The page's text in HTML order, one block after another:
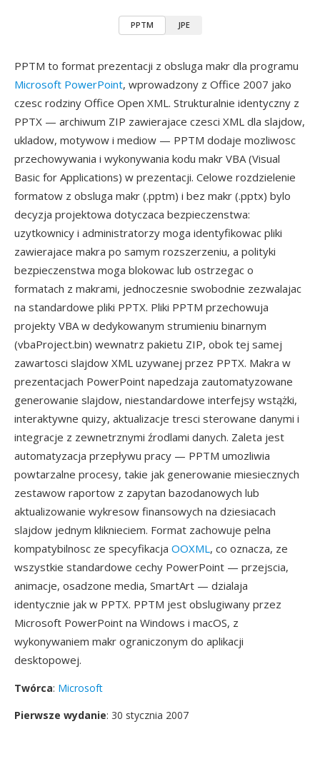
PPTM JPE
PPTM to format prezentacji z obsluga makr dla programu
Microsoft PowerPoint, wprowadzony z Office 2007 jako
czesc rodziny Office Open XML. Strukturalnie identyczny z
PPTX — archiwum ZIP zawierajace czesci XML dla slajdow,
ukladow, motywow i mediow — PPTM dodaje mozliwosc
przechowywania i wykonywania kodu makr VBA (Visual
Basic for Applications) w prezentacji. Celowe rozdzielenie
formatow z obsluga makr (.pptm) i bez makr (.pptx) bylo
decyzja projektowa dotyczaca bezpieczenstwa:
uzytkownicy i administratorzy moga identyfikowac pliki
zawierajace makra po samym rozszerzeniu, a polityki
bezpieczenstwa moga blokowac lub ostrzegac o
formatach z makrami, jednoczesnie swobodnie zezwalajac
na standardowe pliki PPTX. Pliki PPTM przechowuja
projekty VBA w dedykowanym strumieniu binarnym
(vbaProject.bin) wewnatrz pakietu ZIP, obok tej samej
zawartosci slajdow XML uzywanej przez PPTX. Makra w
prezentacjach PowerPoint napedzaja zautomatyzowane
generowanie slajdow, niestandardowe interfejsy wstążki,
interaktywne quizy, aktualizacje tresci sterowane danymi i
integracje z zewnetrznymi źrodlami danych. Zaleta jest
automatyzacja przepływu pracy — PPTM umozliwia
powtarzalne procesy, takie jak generowanie miesiecznych
zestawow raportow z zapytan bazodanowych lub
aktualizowanie wykresow finansowych na dziesiacach
slajdow jednym kliknieciem. Format zachowuje pelna
kompatybilnosc ze specyfikacja OOXML, co oznacza, ze
wszystkie standardowe cechy PowerPoint — przejscia,
animacje, osadzone media, SmartArt — dzialaja
identycznie jak w PPTX. PPTM jest obslugiwany przez
Microsoft PowerPoint na Windows i macOS, z
wykonywaniem makr ograniczonym do aplikacji
desktopowej.
Twórca: Microsoft
Pierwsze wydanie: 30 stycznia 2007